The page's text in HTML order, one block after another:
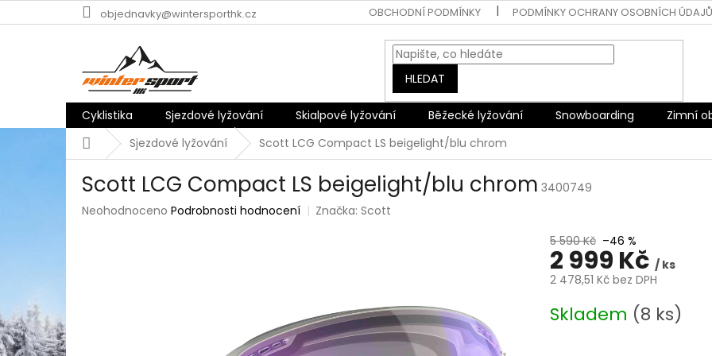
na
objednavky@wintersporthk.cz OBCHODNÍ PODMÍNKY PODMÍNKY OCHRANY OSOBNÍCH ÚDAJŮ
HLEDAT
Cyklistika Sjezdové lyžování Skialpové lyžování Běžecké lyžování Snowboarding Zimní
DomůSjezdové lyžování Scott LCG Compact LS beigelight/blu chrom
Scott LCG Compact LS beigelight/blu chrom 3400749
Průměrné
Neohodnoceno Podrobnosti hodnocení Značka:Scott
5 590 Kč –46 %
2 999 Kč / ks
2 478,51 Kč bez DPH
cena:
Skladem (8 ks)